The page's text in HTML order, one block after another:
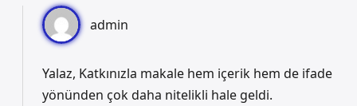
admin
Yalaz, Katkınızla makale hem içerik hem de ifade
yönünden çok daha nitelikli hale geldi.